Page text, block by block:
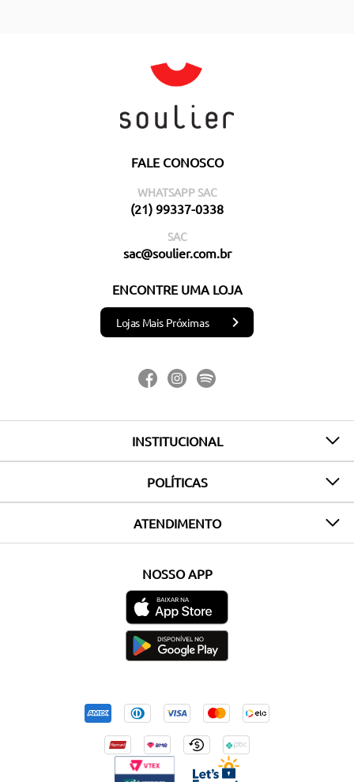
FALE CONOSCO
WHATSAPP SAC
(21) 99337-0338
SAC
sac@soulier.com.br
ENCONTRE UMA LOJA
Lojas Mais Próximas
INSTITUCIONAL
POLÍTICAS
ATENDIMENTO
NOSSO APP